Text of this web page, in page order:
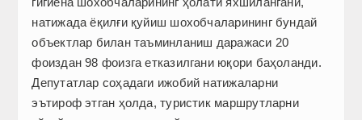
натижада ёқилғи қуйиш шохобчаларининг бундай
объектлар билан таъминланиш даражаси 20
фоиздан 98 фоизга етказилгани юқори баҳоланди.
Депутатлар соҳадаги ижобий натижаларни
эътироф этган ҳолда, туристик маршрутларни